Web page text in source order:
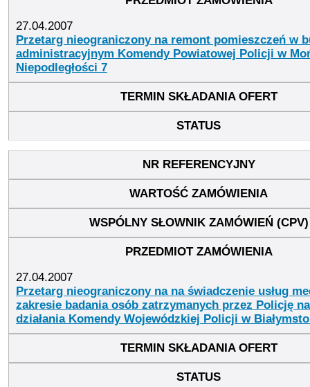
27.04.2007
Przetarg nieograniczony na remont pomieszczeń w
administracyjnym Komendy Powiatowej Policji w
Niepodległości 7
27.04.2007
Przetarg nieograniczony na na świadczenie usług
zakresie badania osób zatrzymanych przez Policję
działania Komendy Wojewódzkiej Policji w